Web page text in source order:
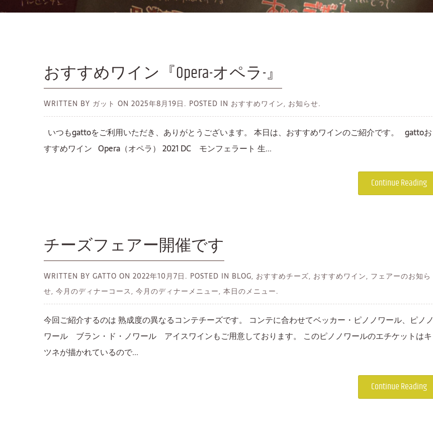
おすすめワイン『Opera-オペラ-』
WRITTEN BY ガット ON 2025年8月19日. POSTED IN おすすめワイン, お知らせ.
いつもgattoをご利用いただき、ありがとうございます。 本日は、おすすめワインのご紹介です。 gattoお
すすめワイン Opera（オペラ） 2021 DC モンフェラート 生...
Continue Reading
チーズフェアー開催です
WRITTEN BY GATTO ON 2022年10月7日. POSTED IN BLOG, おすすめチーズ, おすすめワイン, フェアーのお知ら
せ, 今月のディナーコース, 今月のディナーメニュー, 本日のメニュー.
今回ご紹介するのは 熟成度の異なるコンテチーズです。 コンテに合わせてベッカー・ピノノワール、ピノノ
ワール ブラン・ド・ノワール アイスワインもご用意しております。 このピノノワールのエチケットはキ
ツネが描かれているので...
Continue Reading